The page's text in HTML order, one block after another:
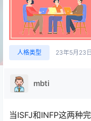
人格类型 23年5月23日
mbti
当ISFJ和INFP这两种